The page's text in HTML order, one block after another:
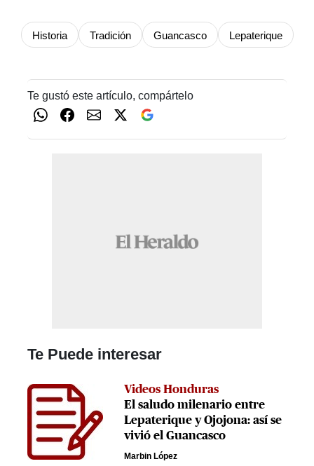
Historia Tradición Guancasco Lepaterique
Te gustó este artículo, compártelo
Te Puede interesar
Videos Honduras
El saludo milenario entre
Lepaterique y Ojojona: así se
vivió el Guancasco
Marbin López